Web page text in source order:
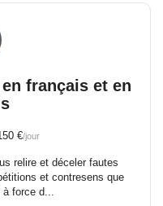
français et en
€/jour
relire et déceler fautes
et contresens que
force d...